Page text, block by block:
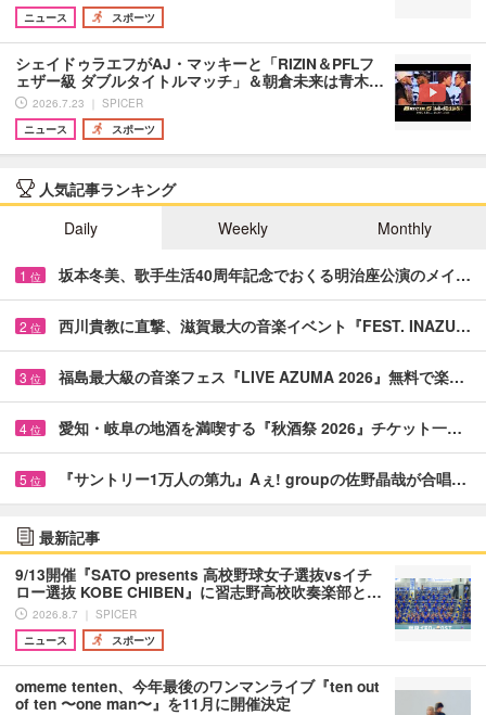
ニュース
スポーツ
シェイドゥラエフがAJ・マッキーと「RIZIN＆PFLフ
ェザー級 ダブルタイトルマッチ」＆朝倉未来は青木…
2026.7.23 ｜ SPICER
ニュース
スポーツ
人気記事ランキング
Daily
Weekly Monthly
1 位 坂本冬美、歌手生活40周年記念でおくる明治座公演のメイ…
2 位 西川貴教に直撃、滋賀最大の音楽イベント『FEST. INAZU…
3 位 福島最大級の音楽フェス『LIVE AZUMA 2026』無料で楽…
4 位 愛知・岐阜の地酒を満喫する『秋酒祭 2026』チケット一…
5 位 『サントリー1万人の第九』Aぇ! groupの佐野晶哉が合唱…
最新記事
9/13開催『SATO presents 高校野球女子選抜vsイチ
ロー選抜 KOBE CHIBEN』に習志野高校吹奏楽部と…
2026.8.7 ｜ SPICER
ニュース
スポーツ
omeme tenten、今年最後のワンマンライブ『ten out
of ten 〜one man〜』を11月に開催決定